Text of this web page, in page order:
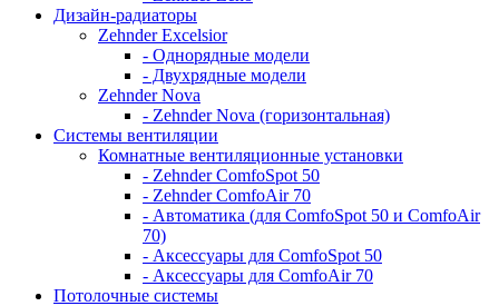
Дизайн-радиаторы
Zehnder Excelsior
- Однорядные модели
- Двухрядные модели
Zehnder Nova
- Zehnder Nova (горизонтальная)
Системы вентиляции
Комнатные вентиляционные установки
- Zehnder ComfoSpot 50
- Zehnder ComfoAir 70
- Автоматика (для ComfoSpot 50 и ComfoAir
70)
- Аксессуары для ComfoSpot 50
- Аксессуары для ComfoAir 70
Потолочные системы